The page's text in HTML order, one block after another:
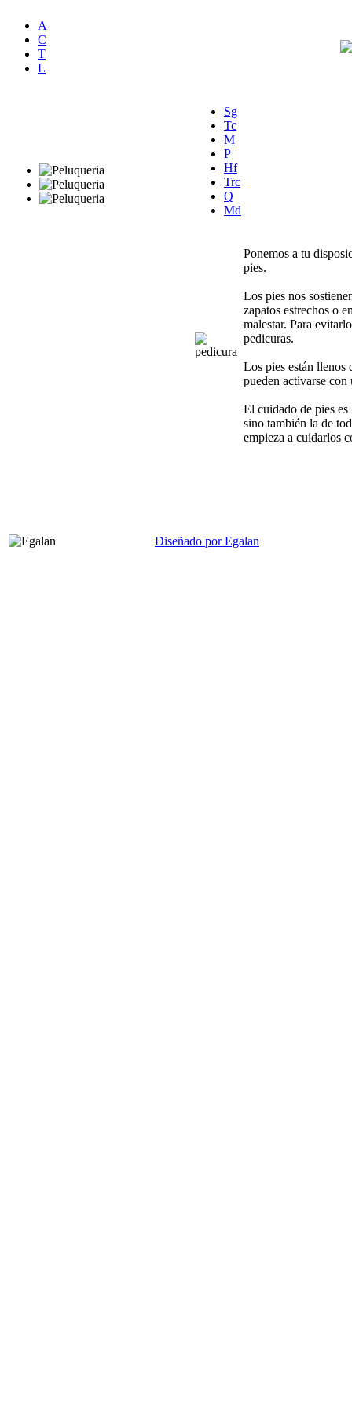
A
C
T
L
Sg
Tc
M
P
Hf
Trc
Q
Md
Ponemos a tu
pies.
Los pies nos
zapatos estrechos o
malestar. Para
pedicuras.
Los pies están llenos
pueden activarse con
El cuidado de pies
sino también la de
empieza a cuidarlos
Diseñado por Egalan